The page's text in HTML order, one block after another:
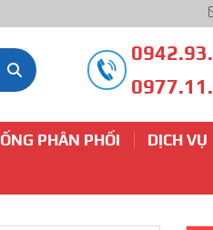
PHÂN PHỐI DỊCH VỤ